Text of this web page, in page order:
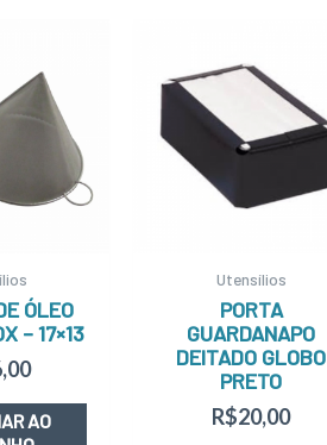
ÓLEO
– 17×13
AO
Utensílios
PORTA
GUARDANAPO
DEITADO GLOBO
PRETO
R$20,00